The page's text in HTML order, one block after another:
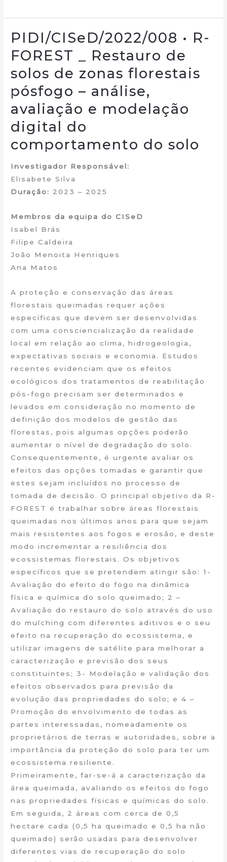
PIDI/CISeD/2022/008 • R-
FOREST _ Restauro de
solos de zonas florestais
pósfogo – análise,
avaliação e modelação
digital do
comportamento do solo
Investigador Responsável:
Elisabete Silva
Duração: 2023 – 2025
Membros da equipa do CISeD
Isabel Brás
Filipe Caldeira
João Menoita Henriques
Ana Matos
A proteção e conservação das áreas
florestais queimadas requer ações
específicas que devem ser desenvolvidas
com uma consciencialização da realidade
local em relação ao clima, hidrogeologia,
expectativas sociais e economia. Estudos
recentes evidenciam que os efeitos
ecológicos dos tratamentos de reabilitação
pós-fogo precisam ser determinados e
levados em consideração no momento de
definição dos modelos de gestão das
florestas, pois algumas opções poderão
aumentar o nível de degradação do solo.
Consequentemente, é urgente avaliar os
efeitos das opções tomadas e garantir que
estes sejam incluídos no processo de
tomada de decisão. O principal objetivo da R-
FOREST é trabalhar sobre áreas florestais
queimadas nos últimos anos para que sejam
mais resistentes aos fogos e erosão, e deste
modo incrementar a resiliência dos
ecossistemas florestais. Os objetivos
específicos que se pretendem atingir são: 1-
Avaliação do efeito do fogo na dinâmica
física e química do solo queimado; 2 –
Avaliação do restauro do solo através do uso
do mulching com diferentes aditivos e o seu
efeito na recuperação do ecossistema, e
utilizar imagens de satélite para melhorar a
caracterização e previsão dos seus
constituintes; 3- Modelação e validação dos
efeitos observados para previsão da
evolução das propriedades do solo; e 4 –
Promoção do envolvimento de todas as
partes interessadas, nomeadamente os
proprietários de terras e autoridades, sobre a
importância da proteção do solo para ter um
ecossistema resiliente.
Primeiramente, far-se-á a caracterização da
área queimada, avaliando os efeitos do fogo
nas propriedades físicas e químicas do solo.
Em seguida, 2 áreas com cerca de 0,5
hectare cada (0,5 ha queimado e 0,5 ha não
queimado) serão usadas para desenvolver
diferentes vias de recuperação do solo